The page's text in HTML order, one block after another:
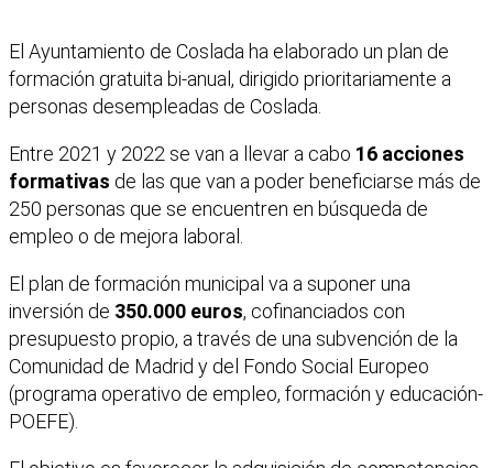
El Ayuntamiento de Coslada ha elaborado un plan de
formación gratuita bi-anual, dirigido prioritariamente a
personas desempleadas de Coslada.
Entre 2021 y 2022 se van a llevar a cabo 16 acciones
formativas de las que van a poder beneficiarse más de
250 personas que se encuentren en búsqueda de
empleo o de mejora laboral.
El plan de formación municipal va a suponer una
inversión de 350.000 euros, cofinanciados con
presupuesto propio, a través de una subvención de la
Comunidad de Madrid y del Fondo Social Europeo
(programa operativo de empleo, formación y educación-
POEFE).